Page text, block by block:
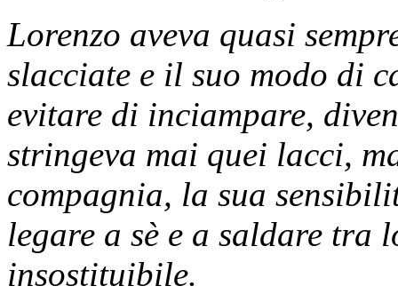
Lorenzo aveva quasi
slacciate e il suo modo di
evitare di inciampare,
stringeva mai quei lacci,
compagnia, la sua
legare a sè e a saldare tra
insostituibile.